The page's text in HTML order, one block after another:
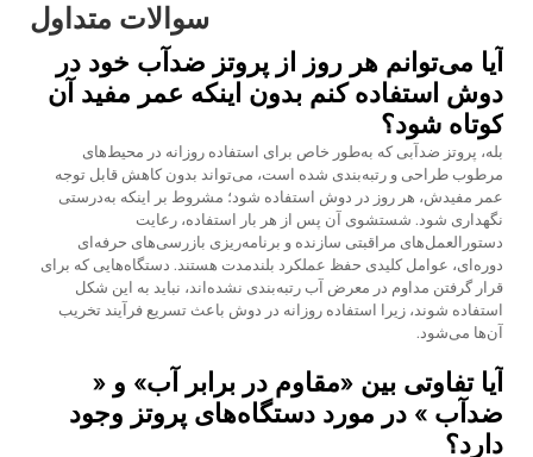
سوالات متداول
آیا می‌توانم هر روز از پروتز ضدآب خود در
دوش استفاده کنم بدون اینکه عمر مفید آن
کوتاه شود؟
بله، پروتز ضدآبی که به‌طور خاص برای استفاده روزانه در محیط‌های
مرطوب طراحی و رتبه‌بندی شده است، می‌تواند بدون کاهش قابل توجه
عمر مفیدش، هر روز در دوش استفاده شود؛ مشروط بر اینکه به‌درستی
نگهداری شود. شستشوی آن پس از هر بار استفاده، رعایت
دستورالعمل‌های مراقبتی سازنده و برنامه‌ریزی بازرسی‌های حرفه‌ای
دوره‌ای، عوامل کلیدی حفظ عملکرد بلندمدت هستند. دستگاه‌هایی که برای
قرار گرفتن مداوم در معرض آب رتبه‌بندی نشده‌اند، نباید به این شکل
استفاده شوند، زیرا استفاده روزانه در دوش باعث تسریع فرآیند تخریب
آن‌ها می‌شود.
آیا تفاوتی بین «مقاوم در برابر آب» و «
ضدآب » در مورد دستگاه‌های پروتز وجود
دارد؟